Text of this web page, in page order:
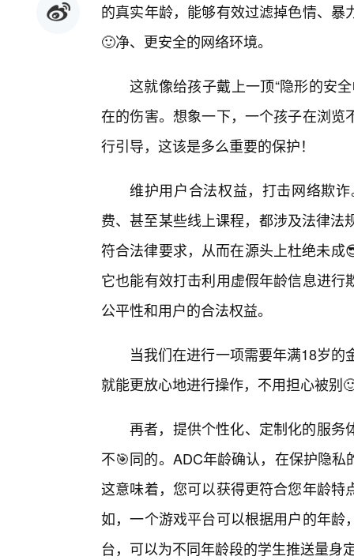
的真实年龄，能够有效过滤掉色情、
🙂净、更安全的网络环境。
这就像给孩子戴上一顶“隐形的安
在的伤害。想象一下，一个孩子在浏
行引导，这该是多么重要的保护！
维护用户合法权益，打击网络欺
费、甚至某些线上课程，都涉及法律
符合法律要求，从而在源头上杜绝未
它也能有效打击利用虚假年龄信息进
公平性和用户的合法权益。
当我们在进行一项需要年满18岁
就能更放心地进行操作，不用担心被别
再者，提供个性化、定制化的服务
不🎯同的。ADC年龄确认，在保护隐
这意味着，您可以获得更符合您年龄
如，一个游戏平台可以根据用户的年
台，可以为不同年龄段的学生推送量身